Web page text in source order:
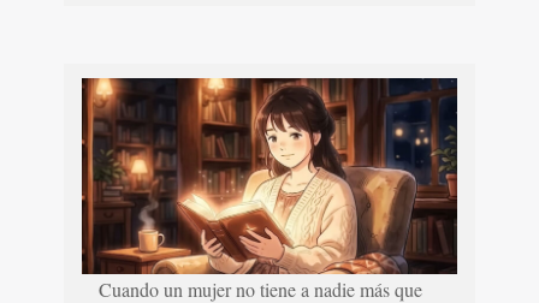
Cuando un mujer no tiene a nadie más que